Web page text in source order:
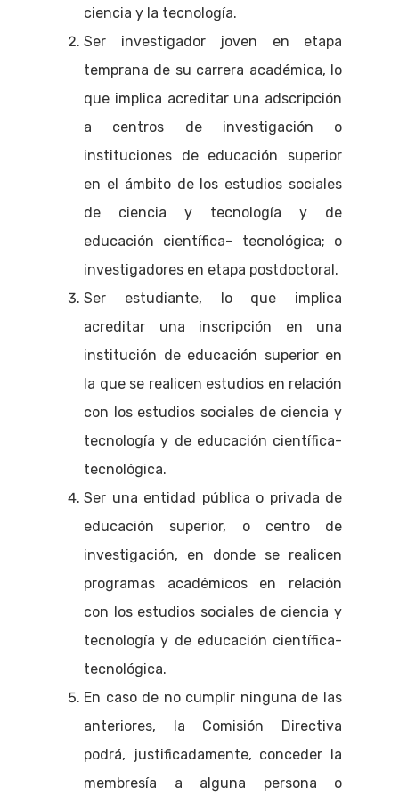
ciencia y la tecnología.
Ser investigador joven en etapa
temprana de su carrera académica, lo
que implica acreditar una adscripción
a centros de investigación o
instituciones de educación superior
en el ámbito de los estudios sociales
de ciencia y tecnología y de
educación científica- tecnológica; o
investigadores en etapa postdoctoral.
Ser estudiante, lo que implica
acreditar una inscripción en una
institución de educación superior en
la que se realicen estudios en relación
con los estudios sociales de ciencia y
tecnología y de educación científica-
tecnológica.
Ser una entidad pública o privada de
educación superior, o centro de
investigación, en donde se realicen
programas académicos en relación
con los estudios sociales de ciencia y
tecnología y de educación científica-
tecnológica.
En caso de no cumplir ninguna de las
anteriores, la Comisión Directiva
podrá, justificadamente, conceder la
membresía a alguna persona o